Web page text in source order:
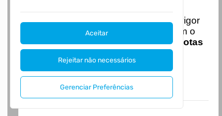
Aceitar
Rejeitar não necessários
Gerenciar Preferências
Iniciando em01/01/2026entra em vigor
a obrigatoriedade de integração com o
Ambiente de Dados Nacional das
Notas
com isso
entraram em vigornovas regras,
acesse o link abaixo e saiba mais.
Autoatendimento - MUNICÍPIO DE